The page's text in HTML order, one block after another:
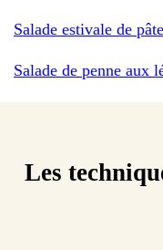
Salade estivale de
Salade de penne aux
Les